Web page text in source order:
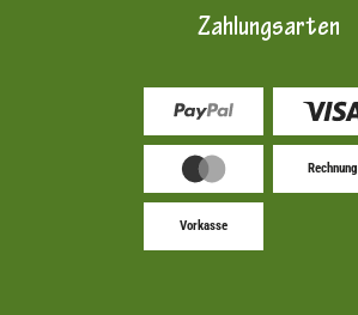
Zahlungsarten
Rechnung
Vorkasse